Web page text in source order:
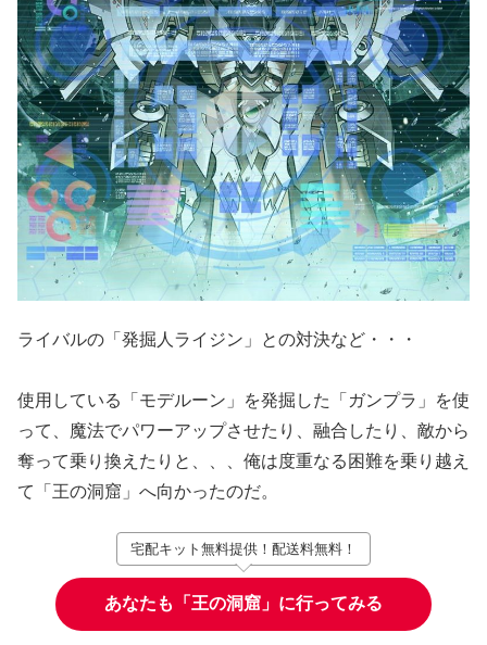
ライバルの「発掘人ライジン」との対決など・・・
使用している「モデルーン」を発掘した「ガンプラ」を使
って、魔法でパワーアップさせたり、融合したり、敵から
奪って乗り換えたりと、、、俺は度重なる困難を乗り越え
て「王の洞窟」へ向かったのだ。
宅配キット無料提供！配送料無料！
あなたも「王の洞窟」に行ってみる